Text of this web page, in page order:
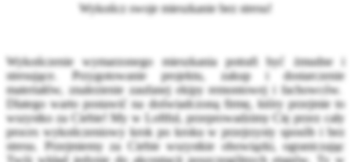
Wykończ swoje mieszkanie bez stresu!
Wykończenie wymarzonego mieszkania potrafi być żmudne i
stresujące. Przygotowanie projektu, zakup i dostarczenie
materiałów, znalezienie zaufanej ekipy remontowej i fachowców.
Dlatego warto postawić na doświadczoną firmę, który przejmie to
wszystko za Ciebie! My w Loftful, przeprowadzimy Cię przez cały
proces wykończeniowy krok po kroku w przejrzysty sposób i bez
stresu. Przejmiemy za Ciebie wszystkie obowiązki, ograniczając